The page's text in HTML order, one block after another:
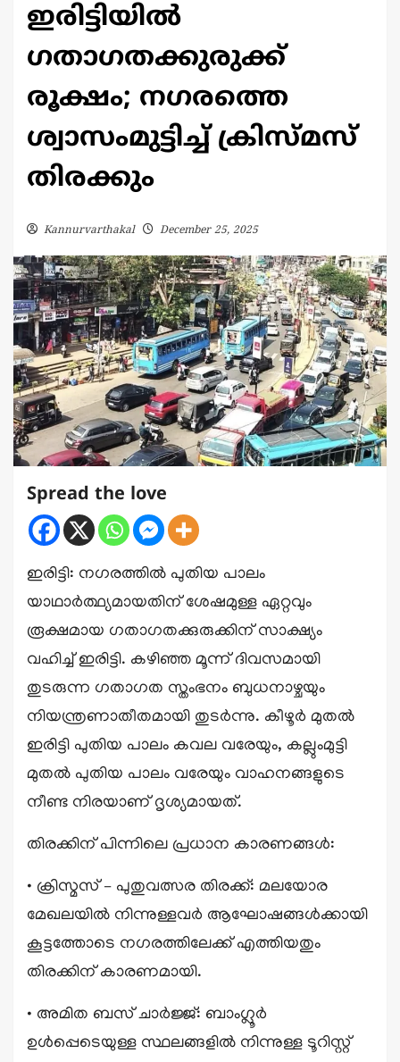
ഇരിട്ടിയിൽ
ഗതാഗതക്കുരുക്ക്
രൂക്ഷം; നഗരത്തെ
ശ്വാസംമുട്ടിച്ച് ക്രിസ്മസ്
തിരക്കും
Kannurvarthakal December 25, 2025
Spread the love
ഇരിട്ടി: നഗരത്തിൽ പുതിയ പാലം
യാഥാർത്ഥ്യമായതിന് ശേഷമുള്ള ഏറ്റവും
രൂക്ഷമായ ഗതാഗതക്കുരുക്കിന് സാക്ഷ്യം
വഹിച്ച് ഇരിട്ടി. കഴിഞ്ഞ മൂന്ന് ദിവസമായി
തുടരുന്ന ഗതാഗത സ്തംഭനം ബുധനാഴ്ചയും
നിയന്ത്രണാതീതമായി തുടർന്നു. കീഴൂർ മുതൽ
ഇരിട്ടി പുതിയ പാലം കവല വരേയും, കല്ലുംമുട്ടി
മുതൽ പുതിയ പാലം വരേയും വാഹനങ്ങളുടെ
നീണ്ട നിരയാണ് ദൃശ്യമായത്.
തിരക്കിന് പിന്നിലെ പ്രധാന കാരണങ്ങൾ:
• ക്രിസ്മസ് – പുതുവത്സര തിരക്ക്: മലയോര
മേഖലയിൽ നിന്നുള്ളവർ ആഘോഷങ്ങൾക്കായി
കൂട്ടത്തോടെ നഗരത്തിലേക്ക് എത്തിയതും
തിരക്കിന് കാരണമായി.
• അമിത ബസ് ചാർജ്ജ്: ബാംഗ്ലൂർ
ഉൾപ്പെടെയുള്ള സ്ഥലങ്ങളിൽ നിന്നുള്ള ടൂറിസ്റ്റ്